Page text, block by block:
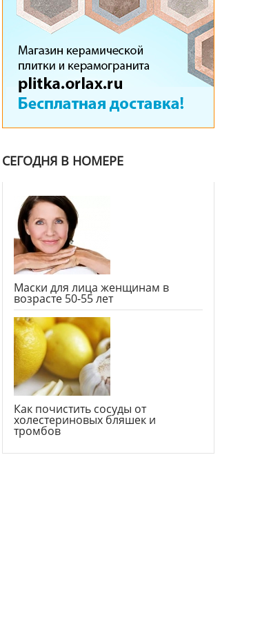
СЕГОДНЯ В НОМЕРЕ
Маски для лица женщинам в
возрасте 50-55 лет
Как почистить сосуды от
холестериновых бляшек и
тромбов